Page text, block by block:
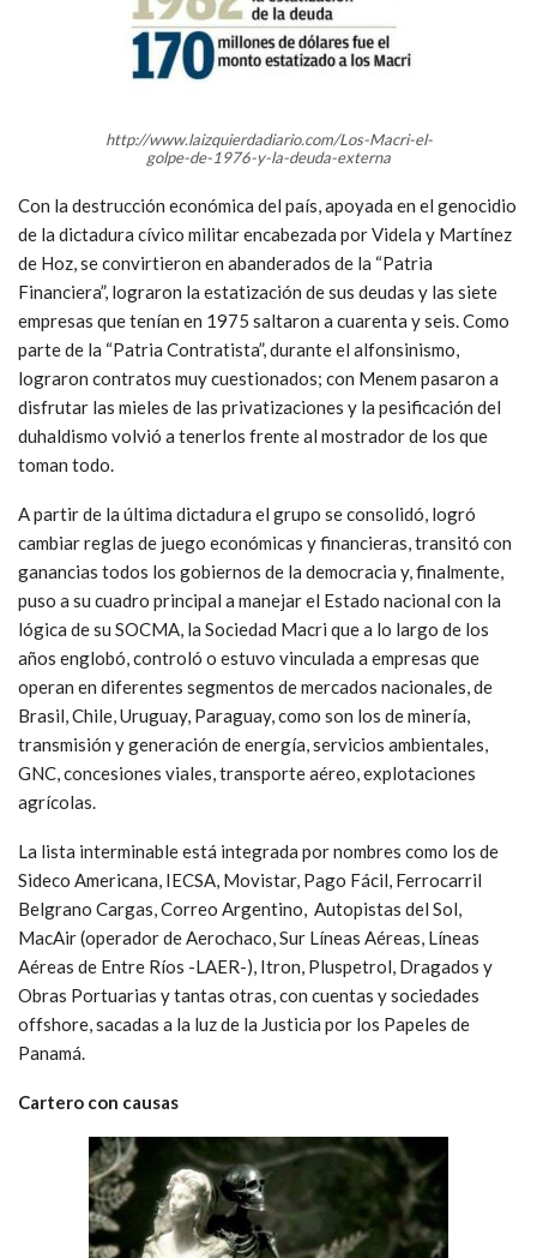
http://www.laizquierdadiario.com/Los-Macri-el-
golpe-de-1976-y-la-deuda-externa
Con la destrucción económica del país, apoyada en el genocidio
de la dictadura cívico militar encabezada por Videla y Martínez
de Hoz, se convirtieron en abanderados de la “Patria
Financiera”, lograron la estatización de sus deudas y las siete
empresas que tenían en 1975 saltaron a cuarenta y seis. Como
parte de la “Patria Contratista”, durante el alfonsinismo,
lograron contratos muy cuestionados; con Menem pasaron a
disfrutar las mieles de las privatizaciones y la pesificación del
duhaldismo volvió a tenerlos frente al mostrador de los que
toman todo.
A partir de la última dictadura el grupo se consolidó, logró
cambiar reglas de juego económicas y financieras, transitó con
ganancias todos los gobiernos de la democracia y, finalmente,
puso a su cuadro principal a manejar el Estado nacional con la
lógica de su SOCMA, la Sociedad Macri que a lo largo de los
años englobó, controló o estuvo vinculada a empresas que
operan en diferentes segmentos de mercados nacionales, de
Brasil, Chile, Uruguay, Paraguay, como son los de minería,
transmisión y generación de energía, servicios ambientales,
GNC, concesiones viales, transporte aéreo, explotaciones
agrícolas.
La lista interminable está integrada por nombres como los de
Sideco Americana, IECSA, Movistar, Pago Fácil, Ferrocarril
Belgrano Cargas, Correo Argentino, Autopistas del Sol,
MacAir (operador de Aerochaco, Sur Líneas Aéreas, Líneas
Aéreas de Entre Ríos -LAER-), Itron, Pluspetrol, Dragados y
Obras Portuarias y tantas otras, con cuentas y sociedades
offshore, sacadas a la luz de la Justicia por los Papeles de
Panamá.
Cartero con causas